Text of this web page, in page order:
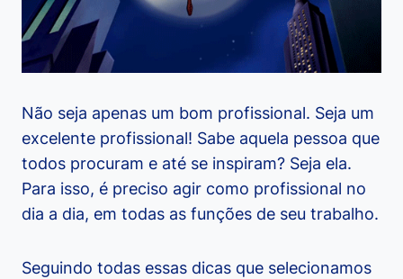
Não seja apenas um bom profissional. Seja um
excelente profissional! Sabe aquela pessoa que
todos procuram e até se inspiram? Seja ela.
Para isso, é preciso agir como profissional no
dia a dia, em todas as funções de seu trabalho.
Seguindo todas essas dicas que selecionamos